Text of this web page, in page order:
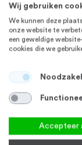
Wij gebruiken
We kunnen deze
onze website te
een geweldige
cookies die we
Accepteer